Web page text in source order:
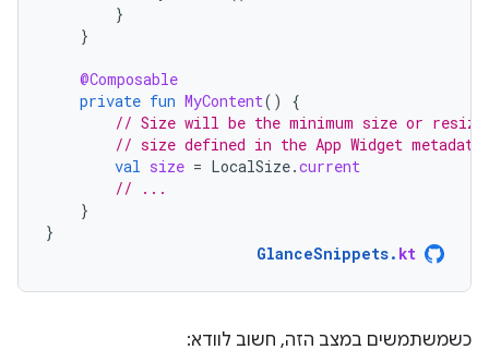
}
}
@Composable
private fun MyContent()
{
// Size will be the minimum size or
// size defined in the App Widget metadata
val size = LocalSize.current
// ...
}
}
GlanceSnippets. kt
כשמשתמשים במצב הזה, חשוב לוודא: